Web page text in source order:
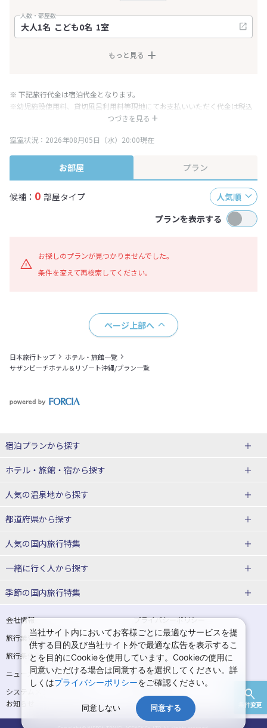
人数・部屋数
もっと見る
条件変更
つづきを見る
※ 下記旅行代金は宿泊代金となります。
※幼児施設使用料、貸切風呂利用料等現地にてお支払いいただく代金は税込
み表記となりますが、消費税増税に伴い代金が一部変更となる場合がござい
※表示されている旅行代金・プラン内容は一定時間ごとに更新されます。最
終確認画面でご確認ください。
空室状況：2026年08月05日（水）20:00現在
お部屋 プラン
候補： 0 部屋タイプ
人気順
プランを表示する
お探しのプランが見つかりませんでした。
条件を変えて再検索してください。
ページ上部へ
日本旅行トップ
ホテル・旅館一覧
サザンビーチホテル＆リゾート沖縄/プラン一覧
宿泊プランから探す
北海道
東北
青森県
宮城県
山形県
関東
埼玉県 千葉県
茨城県 栃木県
北陸
ホテル・旅館・宿から探す
北海道ホテル・旅館
青森県ホテル・旅館
宮城県ホテル・旅館
山形県ホテル・旅館
東京都ホテル・旅館 神奈川県ホテル・旅館
埼玉県ホテル・旅館 千葉県ホテル・旅館
茨城県ホテル・旅館 栃木県ホテル・旅館
群馬県ホテル・旅館
人気の温泉地から探す
北海道
湯の川温泉(北海道)
十勝川温泉(北海道)
洞爺湖温泉(北海道)
層雲峡温泉(北海道)
東北
花巻温泉(岩手) 蔵王温泉(山形)
かみのやま温泉(山形) 鳴子温泉(宮城)
秋保温泉(宮城) 飯坂温泉(福島)
都道府県から探す
北海道旅行・ツアー
東北
青森旅行・ツアー 岩手旅行・ツアー
宮城旅行・ツアー 秋田旅行・ツアー
山形旅行・ツアー 福島旅行・ツアー
東京旅行・ツアー 神奈川旅行・ツアー
人気の国内旅行特集
東京ディズニーリゾート®への旅
ユニバーサル・スタジオ・ジャパ
一緒に行く人から探す
一人旅 国内版
カップル・夫婦旅行 国内版 女子旅 国内版
卒業旅行・学生旅行 国内版
季節の国内旅行特集
桜・お花見特集
ゴールデンウィーク（GW）の国内
旅行
夏休み・お盆の国内旅行 7月の国内旅行
8月の国内旅行 9月の国内旅行
10月の国内旅行 11月の国内旅行
紅葉旅行
会社情報
プライバシーポリシー
旅行業登録票・約款
規約集
旅行条件書
商標について
ニュースリリース
採用情報
システムメンテナンスの
お知らせ
当社サイト内においてお客様ごとに最適なサービスを提
供する目的及び当社サイト外で最適な広告を表示するこ
とを目的にCookieを使用しています。Cookieの使用に
同意いただける場合は同意するを選択してください。詳
しくはプライバシーポリシーをご確認ください。
同意しない 同意する